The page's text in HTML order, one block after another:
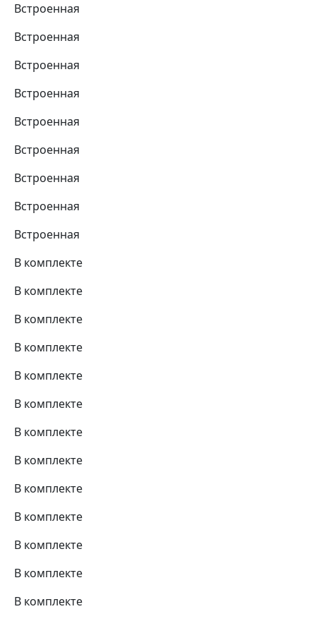
Встроенная
Встроенная
Встроенная
Встроенная
Встроенная
Встроенная
Встроенная
Встроенная
Встроенная
В комплекте
В комплекте
В комплекте
В комплекте
В комплекте
В комплекте
В комплекте
В комплекте
В комплекте
В комплекте
В комплекте
В комплекте
В комплекте